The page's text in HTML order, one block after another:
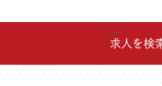
求人を検